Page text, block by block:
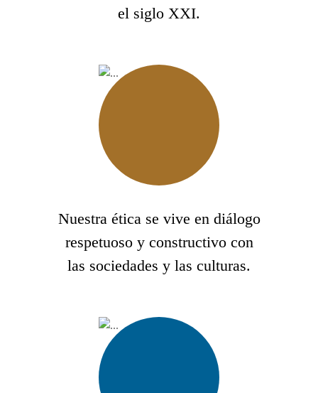
el siglo XXI.
Nuestra ética se vive en diálogo
respetuoso y constructivo con
las sociedades y las culturas.